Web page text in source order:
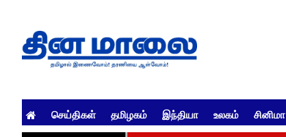
செய்திகள் தமிழகம் இந்தியா உலகம் சினிமா